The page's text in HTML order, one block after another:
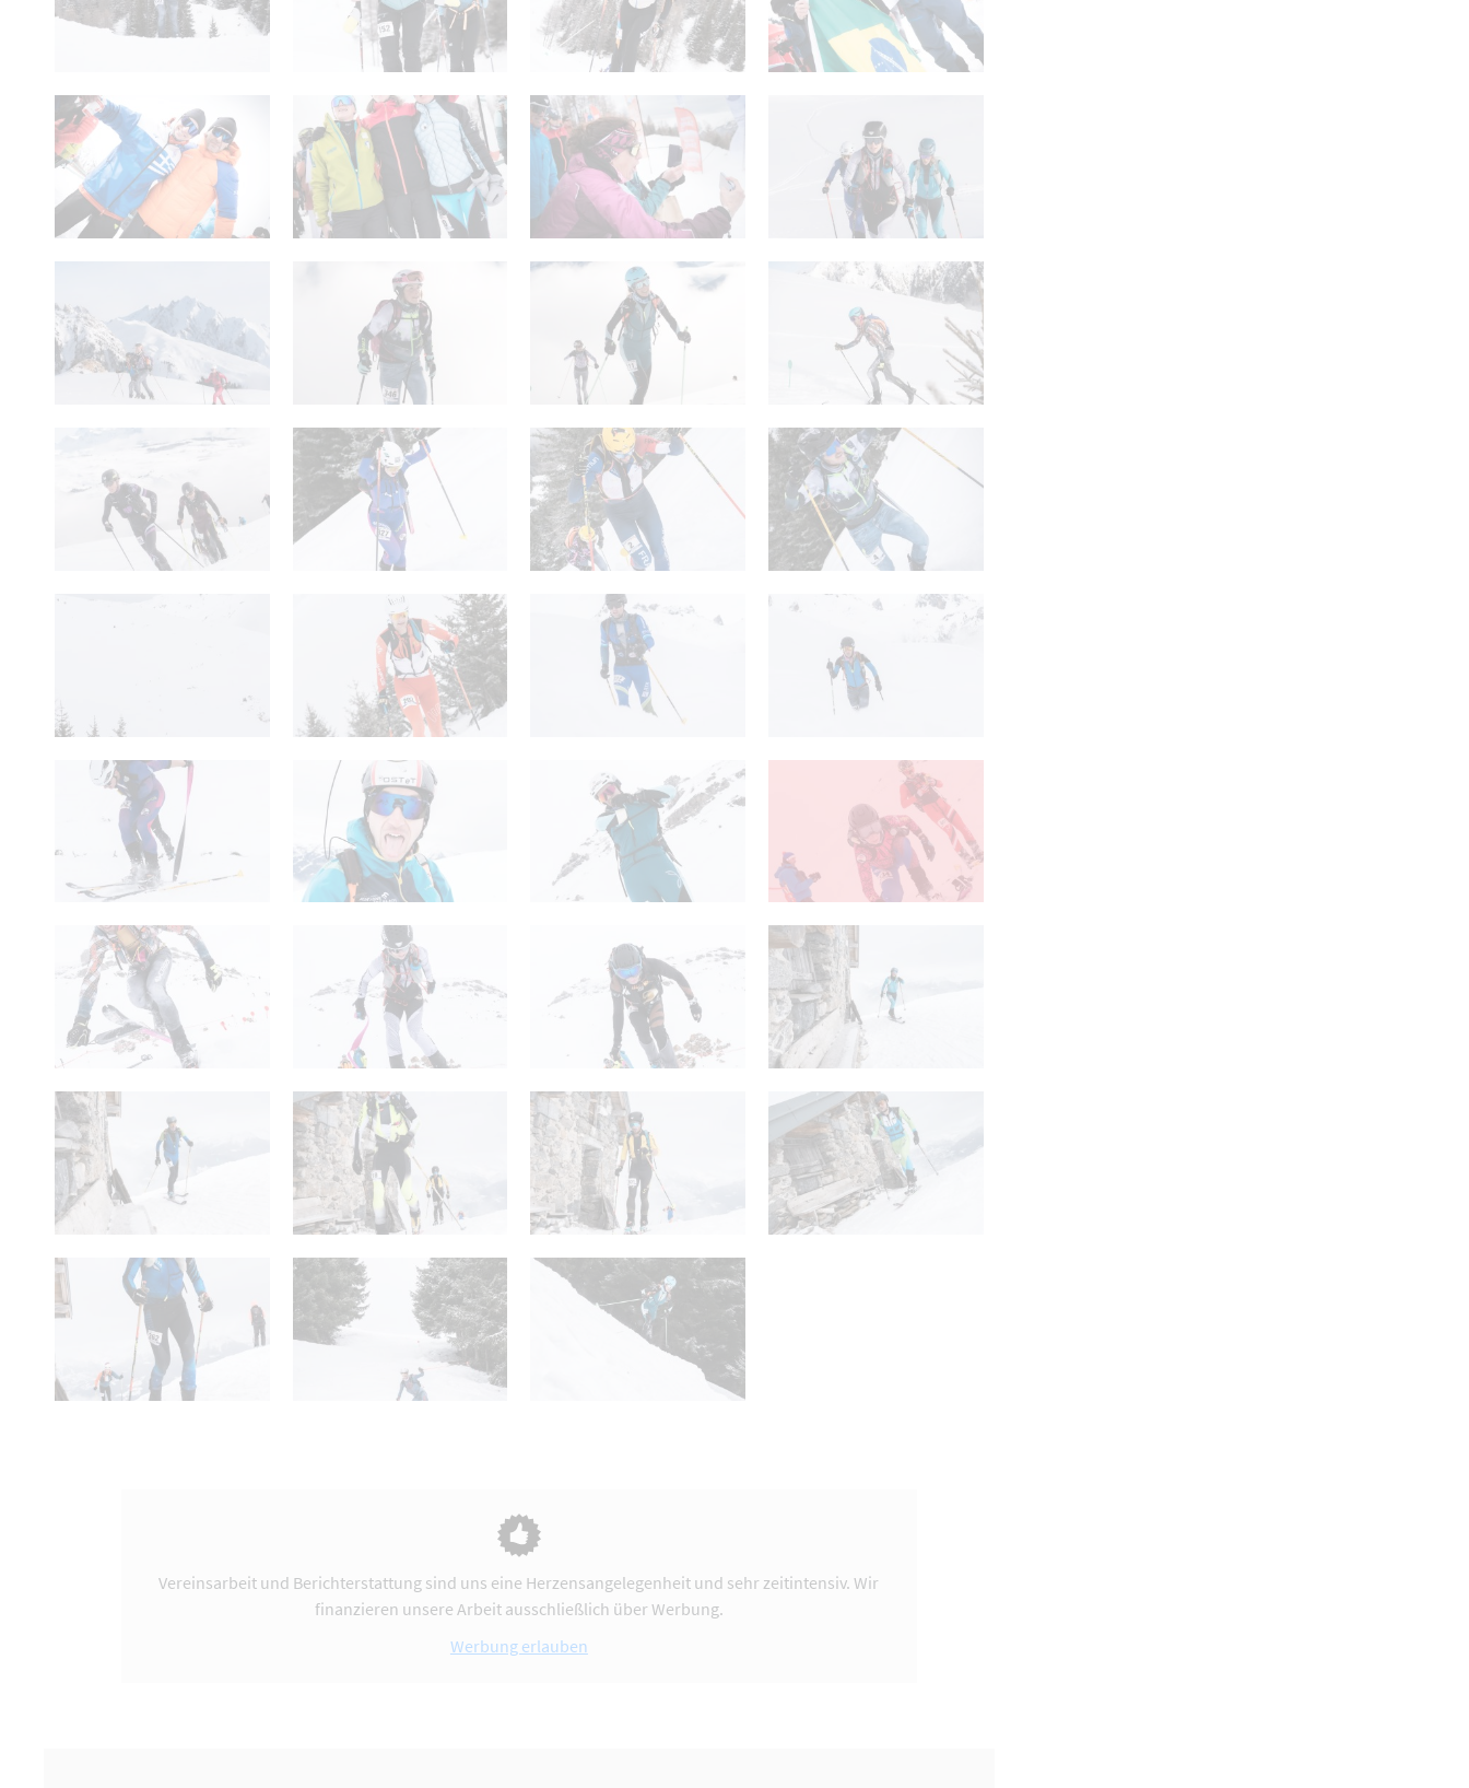
Vereinsarbeit und Berichterstattung sind uns eine Herzensangelegenheit und sehr zeitintensiv. Wir
finanzieren unsere Arbeit ausschließlich über Werbung.
Werbung erlauben